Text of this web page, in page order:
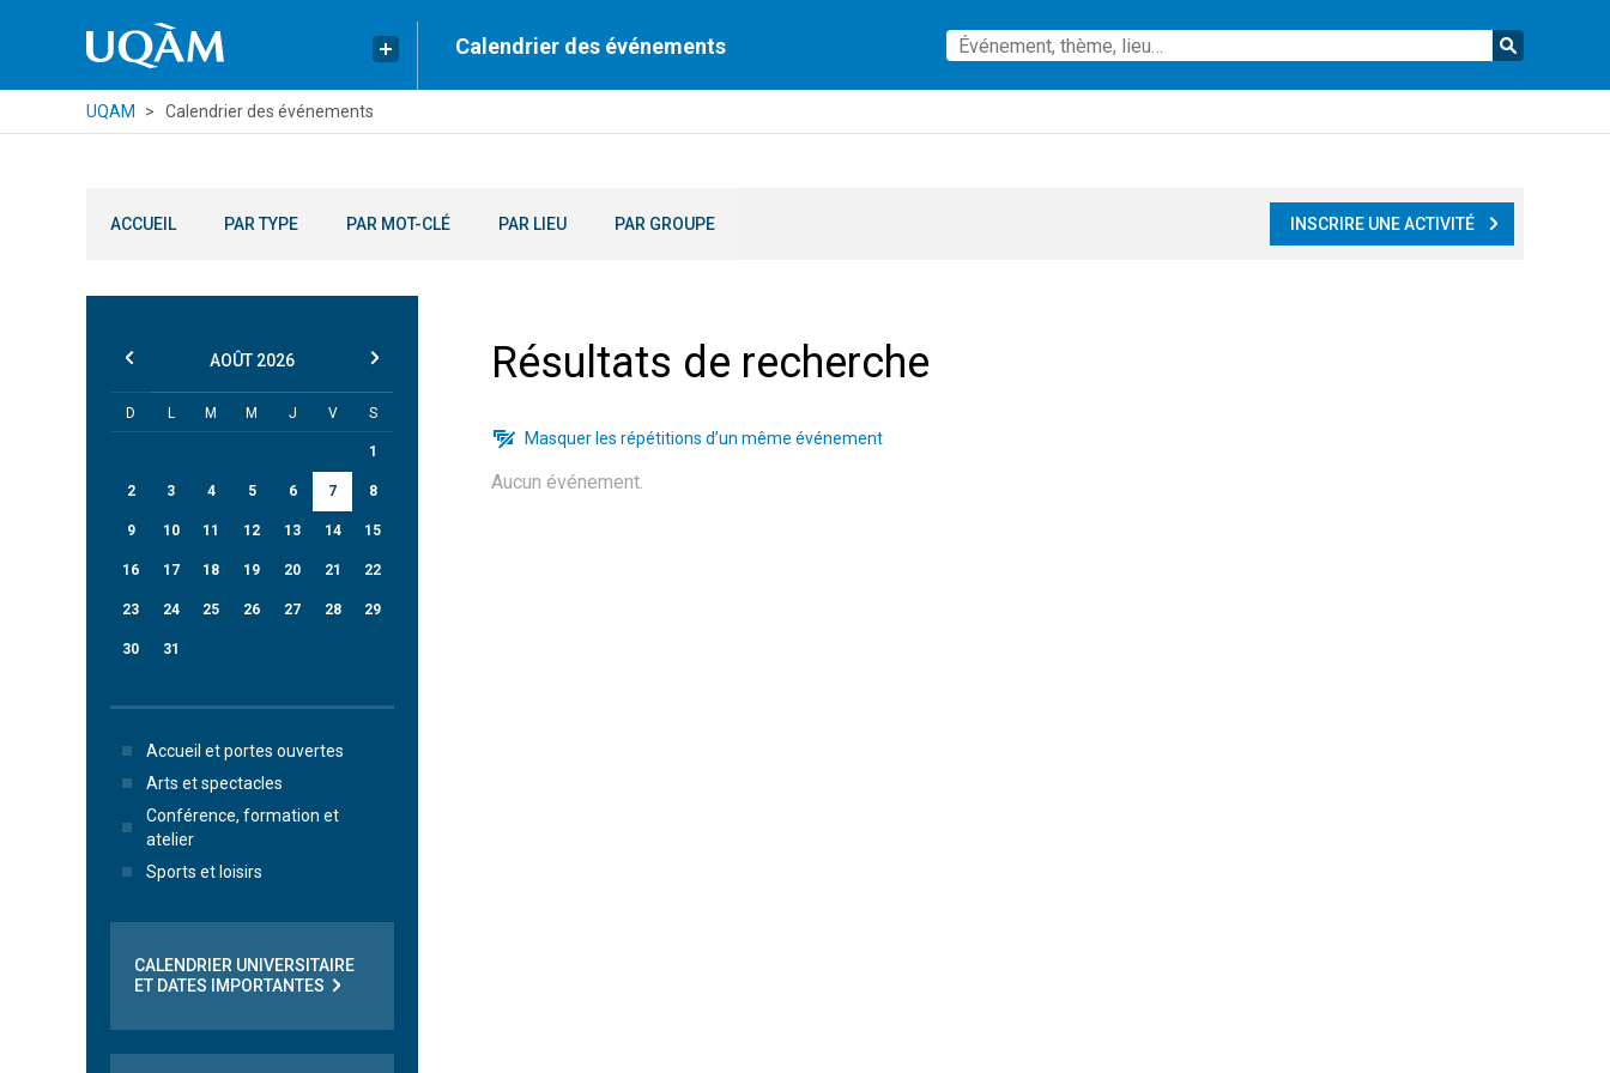
Calendrier des événements
UQAM Calendrier des événements
ACCUEIL PAR TYPE PAR MOT-CLÉ PAR LIEU PAR GROUPE INSCRIRE UNE ACTIVITÉ
Résultats de recherche
Masquer les répétitions d’un même événement
Aucun événement.
AOÛT 2026
D L M M J V S
1
2 3 4 5 6 7 8
9 10 11 12 13 14 15
16 17 18 19 20 21 22
23 24 25 26 27 28 29
30 31
Accueil et portes ouvertes
Arts et spectacles
Conférence, formation et
atelier
Sports et loisirs
CALENDRIER UNIVERSITAIRE
ET DATES IMPORTANTES